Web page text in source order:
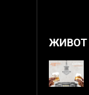
ЖИВОТ